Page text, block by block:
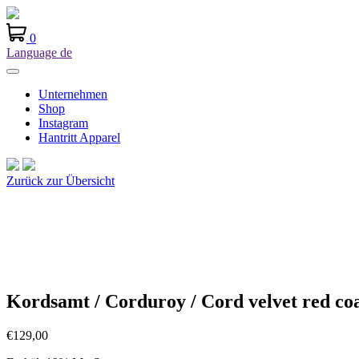
0
Language de
Unternehmen
Shop
Instagram
Hantritt Apparel
Zurück zur Übersicht
Kordsamt / Corduroy / Cord velvet red
€129,00